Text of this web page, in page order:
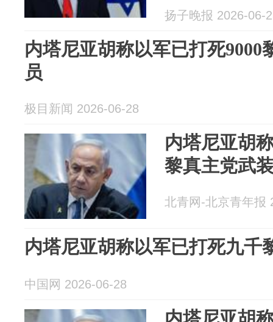
潜在威胁，
扬子晚报 2026-06-
内塔尼亚胡称以军已打死9000
员
极目新闻 2026-06-28
内塔尼亚胡
黎真主党武
北青网-北京青年报
内塔尼亚胡称以军已打死九千
中国网 2026-06-28